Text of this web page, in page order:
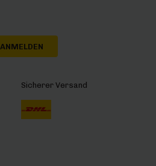
ANMELDEN
Sicherer Versand